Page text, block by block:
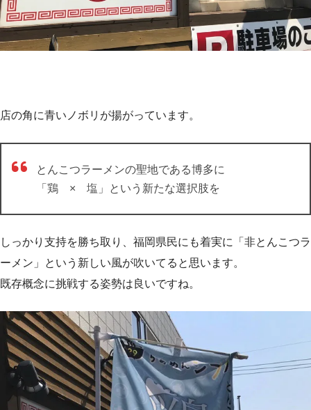
店の角に青いノボリが揚がっています。
とんこつラーメンの聖地である博多に
「鶏 × 塩」という新たな選択肢を
しっかり支持を勝ち取り、福岡県民にも着実に「非とんこつラ
ーメン」という新しい風が吹いてると思います。
既存概念に挑戦する姿勢は良いですね。